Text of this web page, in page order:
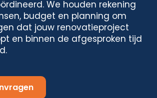
We houden rekening
budget en planning om
dat jouw renovatieproject
en binnen de afgesproken tijd